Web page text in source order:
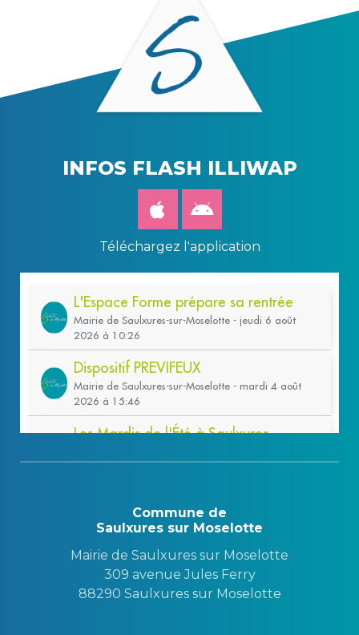
INFOS FLASH ILLIWAP
Téléchargez l'application
Commune de
Saulxures sur Moselotte
Mairie de Saulxures sur Moselotte
309 avenue Jules Ferry
88290 Saulxures sur Moselotte